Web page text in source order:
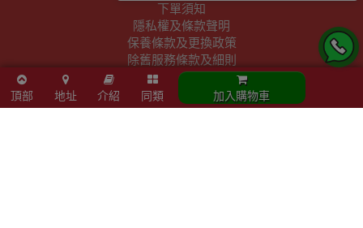
頂部 地址 介紹 同類 加入購物車
下單須知
隱私權及條款聲明
保養條款及更換政策
除舊服務條款及細則
條款及細則
網站地圖